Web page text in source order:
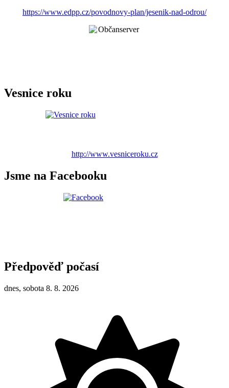
https://www.edpp.cz/povodnovy-plan/jesenik-nad-odrou/
Vesnice roku
http://www.vesniceroku.cz
Jsme na Facebooku
Předpověď počasí
dnes, sobota 8. 8. 2026